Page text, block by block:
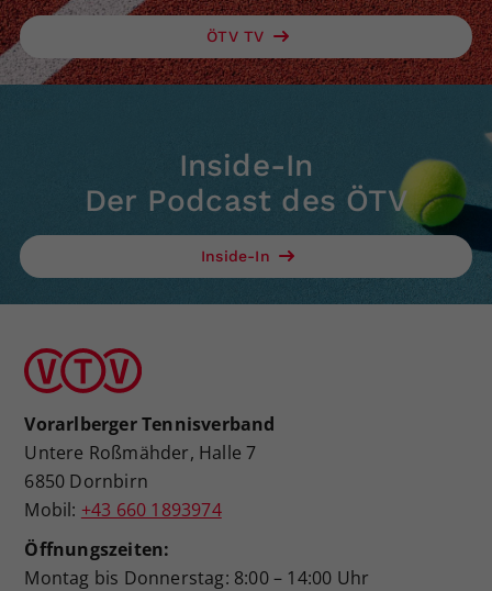
ÖTV TV
Inside-In
Der Podcast des ÖTV
Inside-In
Vorarlberger Tennisverband
Untere Roßmähder, Halle 7
6850 Dornbirn
Mobil: +43 660 1893974
Öffnungszeiten:
Montag bis Donnerstag: 8:00 – 14:00 Uhr